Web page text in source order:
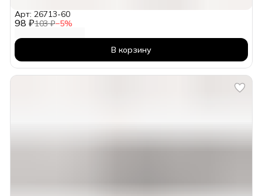
98 ₽103 ₽−5%
Арт: 26713-60
В корзину